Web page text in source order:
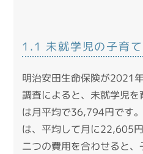
1.1 未就学児の子育
明治安田生命保険が2021
調査によると、未就学児
は月平均で36,794円です
は、平均して月に22,605円
二つの費用を合わせると